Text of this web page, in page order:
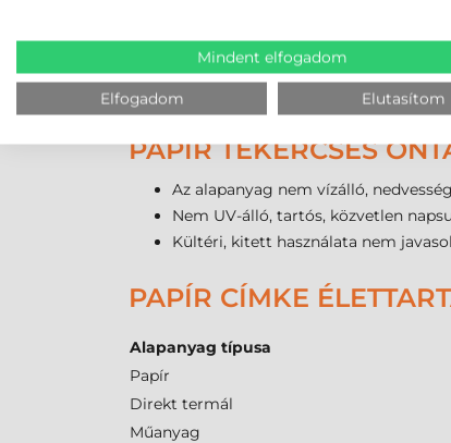
A tekercsenkénti 8000 darabos
Akerekítettsarkoknak
Széles működési hőmérsékleti
Kompatibilis a legtöbb 76 mm-es
PAPÍR TEKERCSES
Az alapanyag nem vízálló,
Nem UV-álló, tartós, közvetlen
Kültéri, kitett használata nem
PAPÍR CÍMKE
Alapanyag típusa
Papír
Direkt termál
Műanyag
Mindent elfogadom
Elfogadom Elutasítom